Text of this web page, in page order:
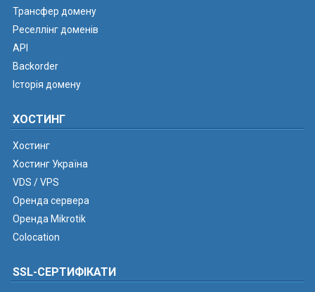
Трансфер домену
Реселлінг доменів
API
Backorder
Історія домену
ХОСТИНГ
Хостинг
Хостинг Україна
VDS / VPS
Оренда сервера
Оренда Mikrotik
Colocation
SSL-СЕРТИФІКАТИ